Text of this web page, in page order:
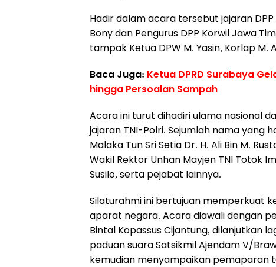
Hadir dalam acara tersebut jajaran
Bony dan Pengurus DPP Korwil Jawa
tampak Ketua DPW M. Yasin, Korlap
Baca Juga: Ketua DPRD Surabaya
hingga Persoalan Sampah ‎
Acara ini turut dihadiri ulama nasional
jajaran TNI-Polri. Sejumlah nama yang
Malaka Tun Sri Setia Dr. H. Ali Bin M.
Wakil Rektor Unhan Mayjen TNI Totok
Susilo, serta pejabat lainnya.
Silaturahmi ini bertujuan memperkuat
aparat negara. Acara diawali dengan
Bintal Kopassus Cijantung, dilanjutkan
paduan suara Satsikmil Ajendam V/
kemudian menyampaikan pemaparan